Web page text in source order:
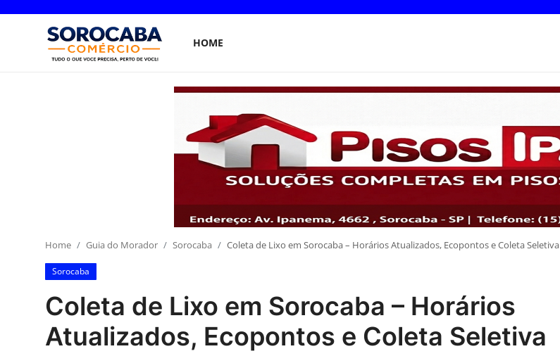
HOME
Home Guia do Morador Sorocaba Coleta de Lixo em Sorocaba – Horários Atualizados, Ecopontos e Coleta Seletiva
Sorocaba
Coleta de Lixo em Sorocaba – Horários
Atualizados, Ecopontos e Coleta Seletiva